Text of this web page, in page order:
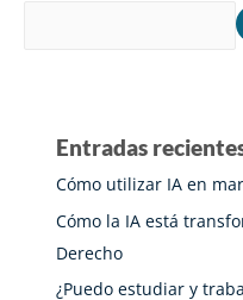
Entradas
Cómo utilizar IA en
Cómo la IA está
Derecho
¿Puedo estudiar y